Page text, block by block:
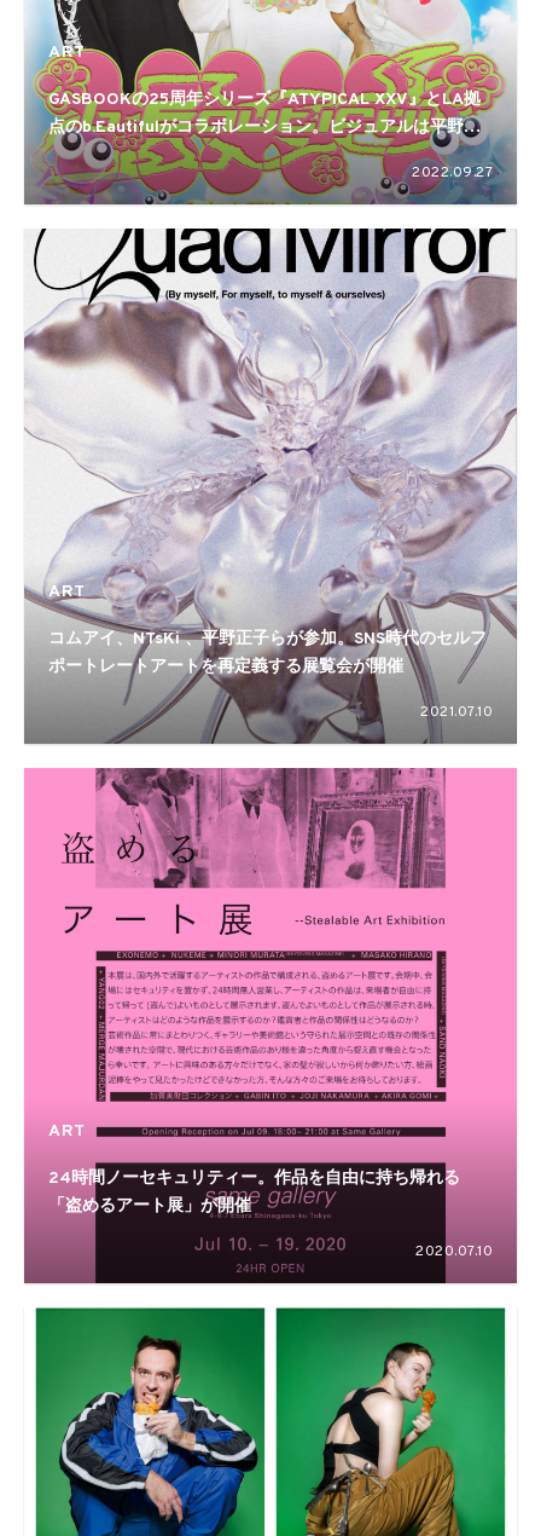
ART
GASBOOKの25周年シリーズ『ATYPICAL XXV』とLA拠
点のb.Eautifulがコラボレーション。ビジュアルは平野正
子が担当
2022.09.27
ART
コムアイ、NTsKi 、平野正子らが参加。SNS時代のセルフ
ポートレートアートを再定義する展覧会が開催
2021.07.10
ART
24時間ノーセキュリティー。作品を自由に持ち帰れる
「盗めるアート展」が開催
2020.07.10